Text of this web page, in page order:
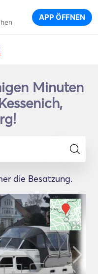
APP ÖFFNEN
Minuten
die Besatzung.